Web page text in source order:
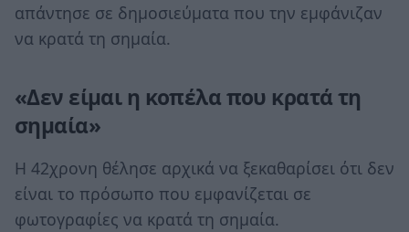
απάντησε σε δημοσιεύματα που την εμφάνιζαν
να κρατά τη σημαία.
«Δεν είμαι η κοπέλα που κρατά τη
σημαία»
Η 42χρονη θέλησε αρχικά να ξεκαθαρίσει ότι δεν
είναι το πρόσωπο που εμφανίζεται σε
φωτογραφίες να κρατά τη σημαία.